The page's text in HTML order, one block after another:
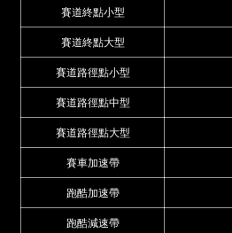
賽道終點小型
賽道終點大型
賽道路徑點小型
賽道路徑點中型
賽道路徑點大型
賽車加速帶
跑酷加速帶
跑酷減速帶